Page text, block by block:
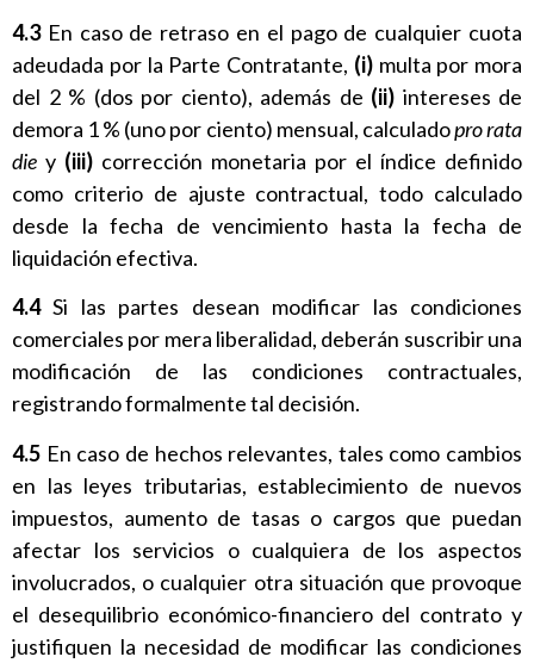
4.3 En caso de retraso en el pago de cualquier cuota
adeudada por la Parte Contratante, (i) multa por mora
del 2 % (dos por ciento), además de (ii) intereses de
demora 1 % (uno por ciento) mensual, calculadopro rata
die y (iii) corrección monetaria por el índice definido
como criterio de ajuste contractual, todo calculado
desde la fecha de vencimiento hasta la fecha de
liquidación efectiva.
4.4Si las partes desean modificar las condiciones
comerciales por mera liberalidad, deberán suscribir una
modificación de las condiciones contractuales,
registrando formalmente tal decisión.
4.5 En caso de hechos relevantes, tales como cambios
en las leyes tributarias, establecimiento de nuevos
impuestos, aumento de tasas o cargos que puedan
afectar los servicios o cualquiera de los aspectos
involucrados, o cualquier otra situación que provoque
el desequilibrio económico-financiero del contrato y
justifiquen la necesidad de modificar las condiciones